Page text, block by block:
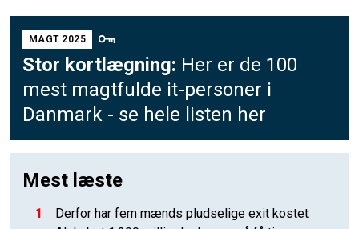
MAGT 2025
Stor kortlægning: Her er de 100
mest magtfulde it-personer i
Danmark - se hele listen her
Mest læste
1
Derfor har fem mænds pludselige exit kostet